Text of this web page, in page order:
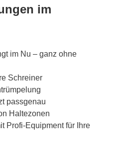
im
im Nu – ganz ohne
Schreiner
passgenau
Haltezonen
Profi-Equipment für Ihre